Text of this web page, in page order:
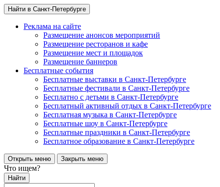
Найти в Санкт-Петербурге
Реклама на сайте
Размещение анонсов мероприятий
Размещение ресторанов и кафе
Размещение мест и площадок
Размещение баннеров
Бесплатные события
Бесплатные выставки в Санкт-Петербурге
Бесплатные фестивали в Санкт-Петербурге
Бесплатно с детьми в Санкт-Петербурге
Бесплатный активный отдых в Санкт-Петербурге
Бесплатная музыка в Санкт-Петербурге
Бесплатные шоу в Санкт-Петербурге
Бесплатные праздники в Санкт-Петербурге
Бесплатное образование в Санкт-Петербурге
Открыть меню Закрыть меню
Что ищем?
Найти